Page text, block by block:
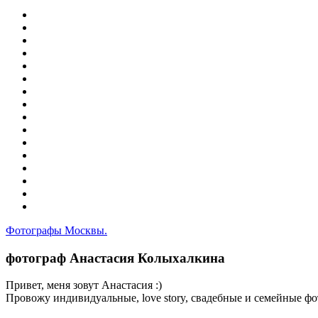
Фотографы Москвы.
фотограф Анастасия Колыхалкина
Привет, меня зовут Анастасия :)
Провожу индивидуальные, love story, свадебные и семейные